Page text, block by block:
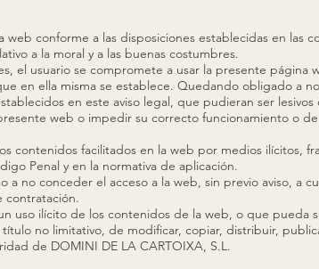
conforme a las disposiciones establecidas en las
a la moral y a las buenas costumbres.
el usuario se compromete a usar la presente página
en ella misma se establece. Quedando obligado a
en este aviso legal, que pudieran ser
web o impedir su correcto funcionamiento o
contenidos facilitados en la web por medios ilícitos,
Penal y en la normativa de aplicación.
a no conceder el acceso a la web, sin previo aviso, a
contratación.
uso ilícito de los contenidos de la web, o que pueda
no limitativo, de modificar, copiar, distribuir,
de DOMINI DE LA CARTOIXA, S.L.